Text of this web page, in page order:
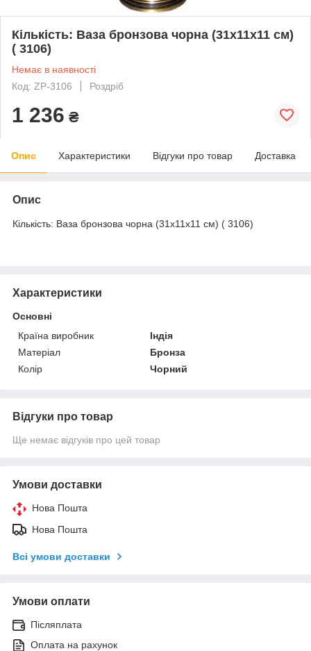
Кількість: Ваза бронзова чорна (31х11х11 см)
( 3106)
Немає в наявності
Код: ZP-3106
Роздріб
1 236 ₴
Опис Характеристики Відгуки про товар Доставка
Опис
Кількість: Ваза бронзова чорна (31х11х11 см) ( 3106)
Характеристики
Основні
Країна виробник
Індія
Матеріал
Бронза
Колір
Чорний
Відгуки про товар
Ще немає відгуків про цей товар
Умови доставки
Нова Пошта
Нова Пошта
Всі умови доставки
Умови оплати
Післяплата
Оплата на рахунок